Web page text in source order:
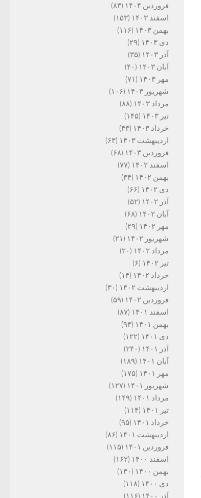
فروردین ۱۴۰۴
(۸۳)
اسفند ۱۴۰۳
(۱۵۳)
بهمن ۱۴۰۳
(۱۱۶)
دی ۱۴۰۳
(۲۹)
آذر ۱۴۰۳
(۳۵)
آبان ۱۴۰۳
(۴۰)
مهر ۱۴۰۳
(۷۱)
شهریور ۱۴۰۳
(۱۰۶)
مرداد ۱۴۰۳
(۸۸)
تیر ۱۴۰۳
(۱۴۵)
خرداد ۱۴۰۳
(۴۳)
اردیبهشت ۱۴۰۳
(۶۳)
فروردین ۱۴۰۳
(۶۸)
اسفند ۱۴۰۲
(۷۷)
بهمن ۱۴۰۲
(۳۴)
دی ۱۴۰۲
(۶۶)
آذر ۱۴۰۲
(۵۲)
آبان ۱۴۰۲
(۶۸)
مهر ۱۴۰۲
(۲۹)
شهریور ۱۴۰۲
(۲۱)
مرداد ۱۴۰۲
(۲۰)
تیر ۱۴۰۲
(۶)
خرداد ۱۴۰۲
(۱۴)
اردیبهشت ۱۴۰۲
(۳۰)
فروردین ۱۴۰۲
(۵۹)
اسفند ۱۴۰۱
(۸۷)
بهمن ۱۴۰۱
(۹۳)
دی ۱۴۰۱
(۱۲۲)
آذر ۱۴۰۱
(۲۴۰)
آبان ۱۴۰۱
(۱۸۹)
مهر ۱۴۰۱
(۱۷۵)
شهریور ۱۴۰۱
(۱۲۷)
مرداد ۱۴۰۱
(۱۴۹)
تیر ۱۴۰۱
(۱۱۴)
خرداد ۱۴۰۱
(۹۵)
اردیبهشت ۱۴۰۱
(۸۶)
فروردین ۱۴۰۱
(۱۱۵)
اسفند ۱۴۰۰
(۱۶۲)
بهمن ۱۴۰۰
(۱۳۰)
دی ۱۴۰۰
(۱۱۸)
آذر ۱۴۰۰
(۱۱۶)